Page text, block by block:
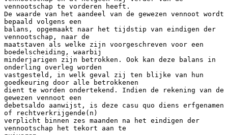
vennootschap te vorderen heeft.
De waarde van het aandeel van de gewezen vennoot wordt
bepaald volgens een
balans, opgemaakt naar het tijdstip van eindigen der
vennootschap, naar de
maatstaven als welke zijn voorgeschreven voor een
boedelscheiding, waarbij
minderjarigen zijn betrokken. Ook kan deze balans in
onderling overleg worden
vastgesteld, in welk geval zij ten blijke van hun
goedkeuring door alle betrokkenen
dient te worden ondertekend. Indien de rekening van de
gewezen vennoot een
debetsaldo aanwijst, is deze casu quo diens erfgenamen
of rechtverkrijgende(n)
verplicht binnen zes maanden na het eindigen der
vennootschap het tekort aan te